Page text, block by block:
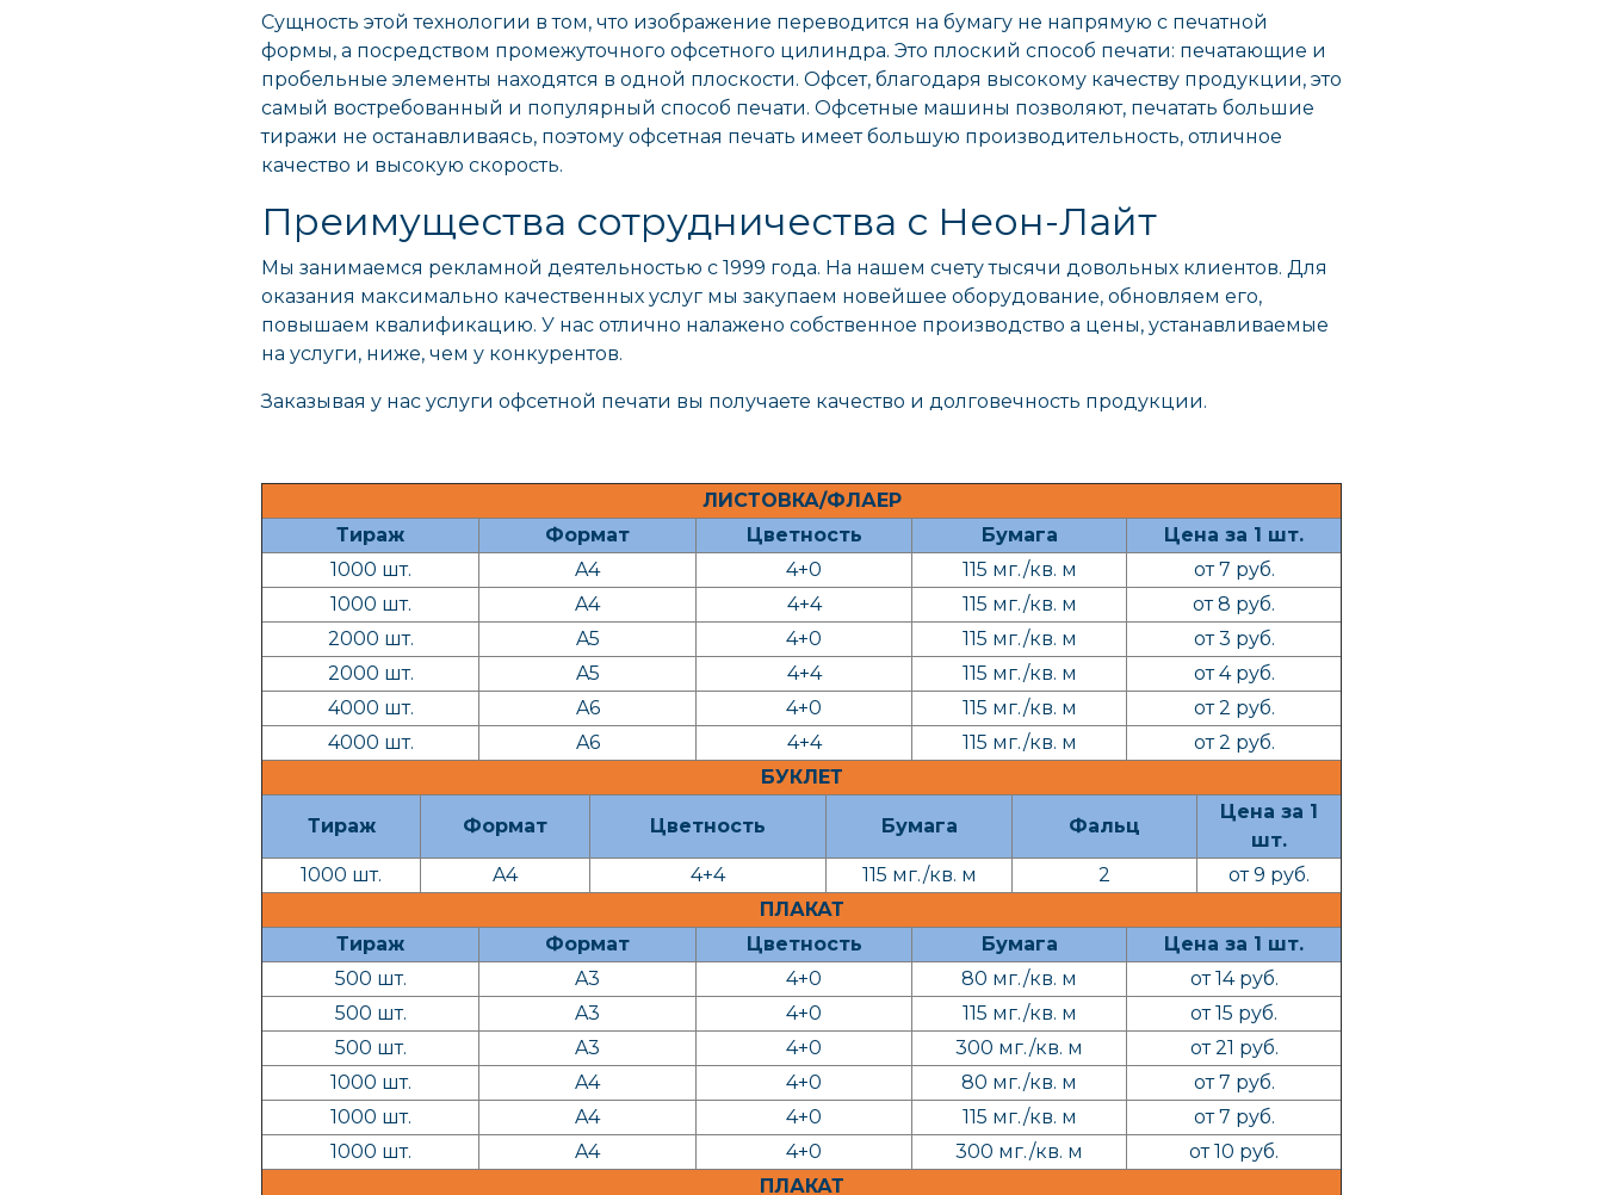
Сущность этой технологии в том, что изображение переводится на бумагу не напрямую с печатной
формы, а посредством промежуточного офсетного цилиндра. Это плоский способ печати: печатающие и
пробельные элементы находятся в одной плоскости. Офсет, благодаря высокому качеству продукции, это
самый востребованный и популярный способ печати. Офсетные машины позволяют, печатать большие
тиражи не останавливаясь, поэтому офсетная печать имеет большую производительность, отличное
качество и высокую скорость.
Преимущества сотрудничества с Неон-Лайт
Мы занимаемся рекламной деятельностью с 1999 года. На нашем счету тысячи довольных клиентов. Для
оказания максимально качественных услуг мы закупаем новейшее оборудование, обновляем его,
повышаем квалификацию. У нас отлично налажено собственное производство а цены, устанавливаемые
на услуги, ниже, чем у конкурентов.
Заказывая у нас услуги офсетной печати вы получаете качество и долговечность продукции.
ЛИСТОВКА/ФЛАЕР
Тираж
Формат Цветность Бумага
Цена за 1 шт.
1000 шт.
A4 4+0 115 мг./кв. м
от 7 руб.
1000 шт.
A4 4+4 115 мг./кв. м
от 8 руб.
2000 шт.
A5 4+0 115 мг./кв. м
от 3 руб.
2000 шт.
A5 4+4 115 мг./кв. м
от 4 руб.
4000 шт.
A6 4+0 115 мг./кв. м
от 2 руб.
4000 шт.
A6 4+4 115 мг./кв. м
от 2 руб.
БУКЛЕТ
Тираж Формат Цветность Бумага Фальц
Цена за 1
шт.
1000 шт.
A4 4+4 115 мг./кв. м 2
от 9 руб.
ПЛАКАТ
Тираж
Формат Цветность Бумага
Цена за 1 шт.
500 шт.
A3 4+0 80 мг./кв. м
от 14 руб.
500 шт.
A3 4+0 115 мг./кв. м
от 15 руб.
500 шт.
A3 4+0 300 мг./кв. м
от 21 руб.
1000 шт.
A4 4+0 80 мг./кв. м
от 7 руб.
1000 шт.
A4 4+0 115 мг./кв. м
от 7 руб.
1000 шт.
A4 4+0 300 мг./кв. м
от 10 руб.
ПЛАКАТ